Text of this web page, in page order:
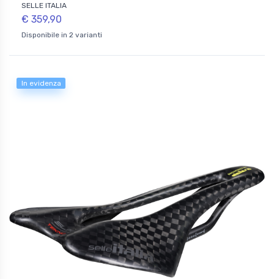
SELLE ITALIA
€ 359,90
Disponibile in 2 varianti
In evidenza